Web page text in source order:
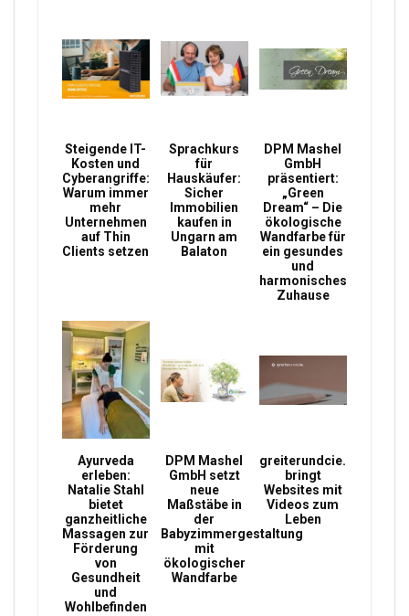
Steigende IT-
Kosten und
Cyberangriffe:
Warum immer
mehr
Unternehmen
auf Thin
Clients setzen
Sprachkurs
für
Hauskäufer:
Sicher
Immobilien
kaufen in
Ungarn am
Balaton
DPM Mashel
GmbH
präsentiert:
„Green
Dream“ – Die
ökologische
Wandfarbe für
ein gesundes
und
harmonisches
Zuhause
Ayurveda
erleben:
Natalie Stahl
bietet
ganzheitliche
Massagen zur
Förderung
von
Gesundheit
und
Wohlbefinden
DPM Mashel
GmbH setzt
neue
Maßstäbe in
der
Babyzimmergestaltung
mit
ökologischer
Wandfarbe
greiterundcie.
bringt
Websites mit
Videos zum
Leben